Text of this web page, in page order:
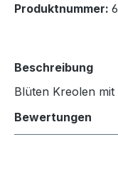
Produktnummer:
Beschreibung
Blüten Kreolen
Bewertungen